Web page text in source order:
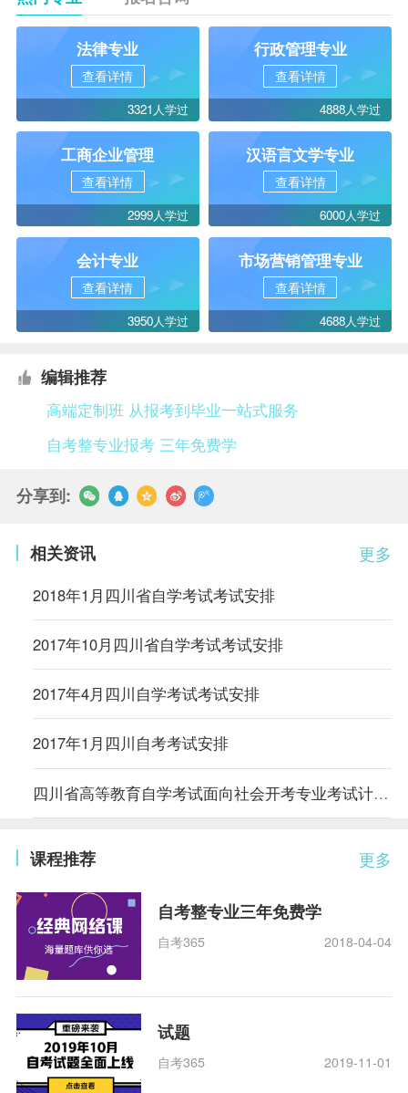
法律专业
查看详情
3321人学过
行政管理专业
查看详情
4888人学过
工商企业管理
查看详情
2999人学过
汉语言文学专业
查看详情
6000人学过
会计专业
查看详情
3950人学过
市场营销管理专业
查看详情
4688人学过
编辑推荐
高端定制班 从报考到毕业一站式服务
自考整专业报考 三年免费学
分享到:
更多
相关资讯
2018年1月四川省自学考试考试安排
2017年10月四川省自学考试考试安排
2017年4月四川自学考试考试安排
2017年1月四川自考考试安排
四川省高等教育自学考试面向社会开考专业考试计划汇编
更多
课程推荐
自考整专业三年免费学
自考365 2018-04-04
试题
自考365 2019-11-01